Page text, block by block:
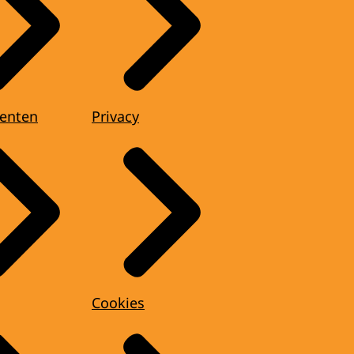
Privacy
Cookies